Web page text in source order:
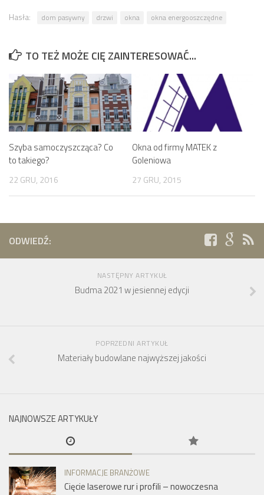
Hasła: dom pasywny drzwi okna okna energooszczędne
TO TEŻ MOŻE CIĘ ZAINTERESOWAĆ...
Szyba samoczyszcząca? Co
to takiego?
22 GRU, 2016
Okna od firmy MATEK z
Goleniowa
27 GRU, 2015
ODWIEDŹ:
NASTĘPNY ARTYKUŁ
Budma 2021 w jesiennej edycji
POPRZEDNI ARTYKUŁ
Materiały budowlane najwyższej jakości
NAJNOWSZE ARTYKUŁY
INFORMACJE BRANŻOWE
Cięcie laserowe rur i profili – nowoczesna